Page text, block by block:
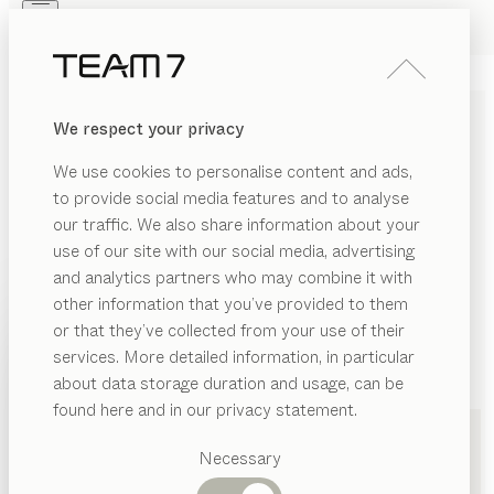
We respect your privacy
We use cookies to personalise content and ads,
to provide social media features and to analyse
our traffic. We also share information about your
use of our site with our social media, advertising
and analytics partners who may combine it with
other information that you’ve provided to them
or that they’ve collected from your use of their
services. More detailed information, in particular
about data storage duration and usage, can be
found here and in our privacy statement.
Necessary
PRODUKTE
INSPIRATION
HÄNDLER
Vorgeschlagene
Kategorien
PRODUKTE
INSPIRATION
ÜBER UNS
MASSIVHOLZMÖBEL IN
ULM VON TEAM 7
LISTE
KARTE
Held Einrichtungen u. Küchensysteme